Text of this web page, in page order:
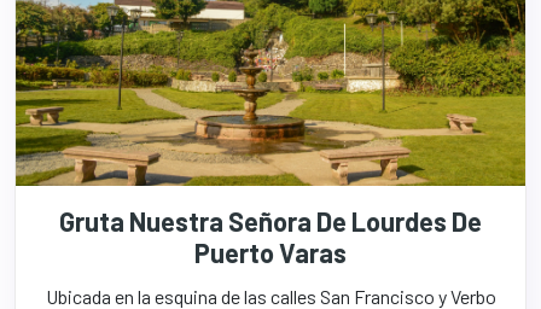
Gruta Nuestra Señora De Lourdes De
Puerto Varas
Ubicada en la esquina de las calles San Francisco y Verbo